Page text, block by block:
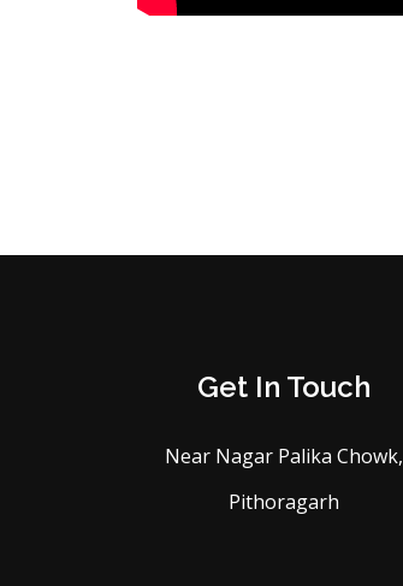
Get In Touch
Near Nagar Palika Chowk,
Pithoragarh